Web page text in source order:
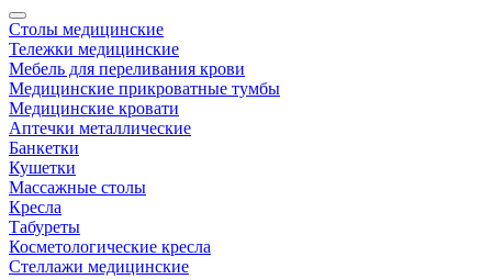
Столы медицинские
Тележки медицинские
Мебель для переливания крови
Медицинские прикроватные тумбы
Медицинские кровати
Аптечки металлические
Банкетки
Кушетки
Массажные столы
Кресла
Табуреты
Косметологические кресла
Стеллажи медицинские